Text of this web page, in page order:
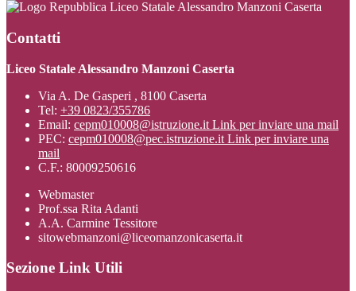
Liceo Statale Alessandro Manzoni Caserta
Contatti
Liceo Statale Alessandro Manzoni Caserta
Via A. De Gasperi , 8100 Caserta
Tel: +39 0823/355786
Email: cepm010008@istruzione.it Link per inviare una mail
PEC: cepm010008@pec.istruzione.it Link per inviare una
mail
C.F.: 80009250616
Webmaster
Prof.ssa Rita Adanti
A.A. Carmine Tessitore
sitowebmanzoni@liceomanzonicaserta.it
Sezione Link Utili